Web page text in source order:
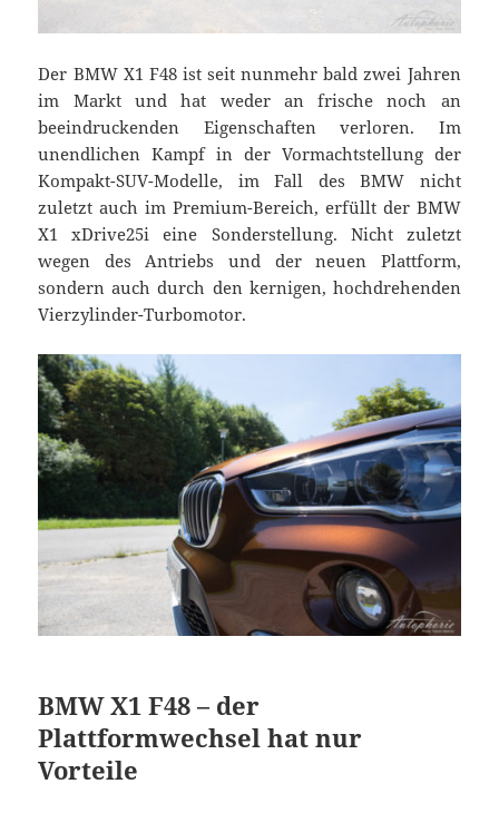
Der BMW X1 F48 ist seit nunmehr bald zwei Jahren
im Markt und hat weder an frische noch an
beeindruckenden Eigenschaften verloren. Im
unendlichen Kampf in der Vormachtstellung der
Kompakt-SUV-Modelle, im Fall des BMW nicht
zuletzt auch im Premium-Bereich, erfüllt der BMW
X1 xDrive25i eine Sonderstellung. Nicht zuletzt
wegen des Antriebs und der neuen Plattform,
sondern auch durch den kernigen, hochdrehenden
Vierzylinder-Turbomotor.
BMW X1 F48 – der
Plattformwechsel hat nur
Vorteile